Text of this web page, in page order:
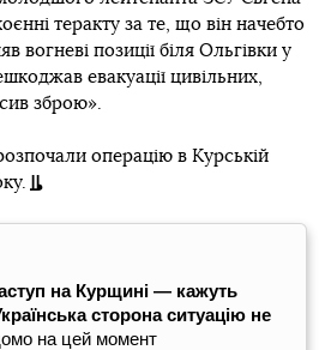
теракту за те, що він начебто
вогневі позиції біля Ольгівки у
евакуації цивільних,
зброю».
операцію в Курській
на Курщині — кажуть
сторона ситуацію не
на цей момент